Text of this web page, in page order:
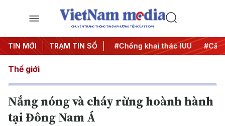
CHUYÊN TRANG THÔNG TIN ĐA PHƯƠNG TIỆN CỦA TTXVN
TIN MỚI TRẠM TIN SỐ
#Chiến dịch 500 ngày đêm #Chống khai thác IUU
Thế giới
Nắng nóng và cháy rừng hoành hành
tại Đông Nam Á